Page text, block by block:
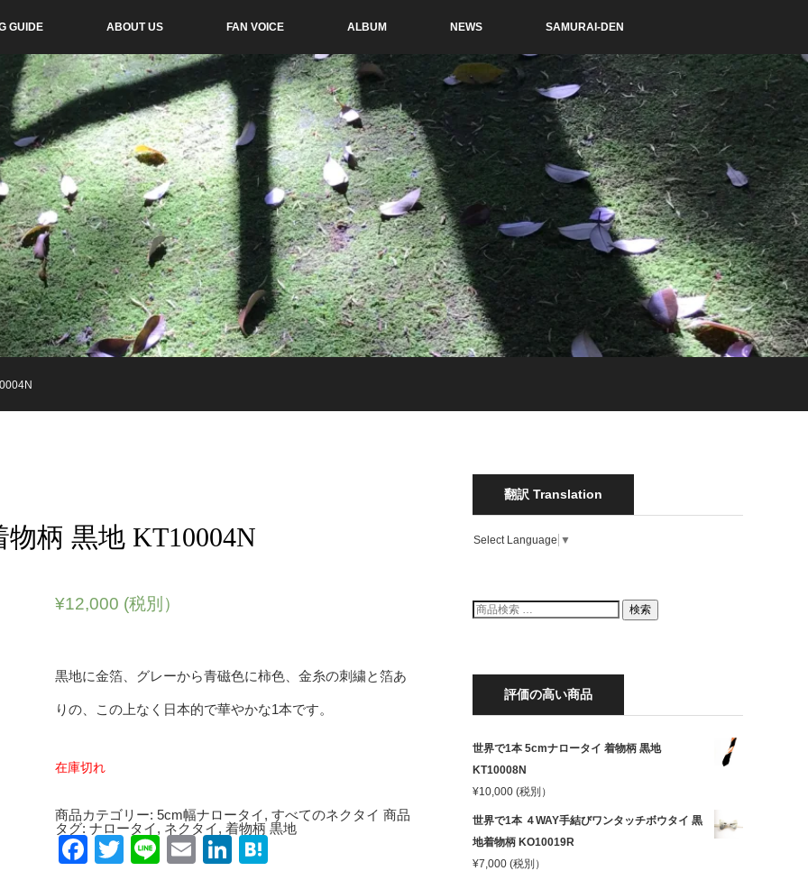
GUIDE ABOUT US FAN VOICE ALBUM NEWS SAMURAI-DEN
柄 黒地 KT10004N
¥12,000 (税別）
黒地に金箔、グレーから青磁色に柿色、金糸の刺繍と箔あ
りの、この上なく日本的で華やかな1本です。
在庫切れ
商品カテゴリー: 5cm幅ナロータイ, すべてのネクタイ 商品
タグ: ナロータイ, ネクタイ, 着物柄 黒地
Facebook
Twitter
LineEmailLinkedIn
翻訳 Translation
Select Language ▼
検
索
検索
評価の高い商品
世界で1本 5cmナロータイ 着物柄 黒地
KT10008N
¥10,000 (税別）
世界で1本 ４WAY手結びワンタッチボウタイ 黒
地着物柄 KO10019R
¥7,000 (税別）